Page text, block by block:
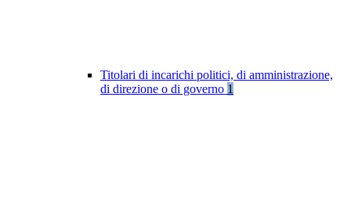
Titolari di incarichi politici, di amministrazione,
di direzione o di governo 1